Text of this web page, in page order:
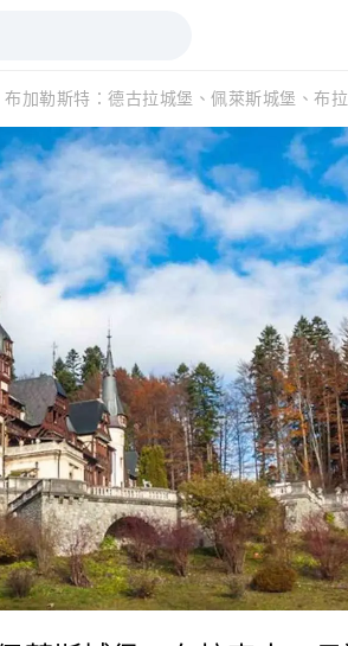
布加勒斯特：德古拉城堡、佩萊斯城堡、布